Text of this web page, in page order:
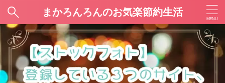
まかろんろんのお気楽節約生活